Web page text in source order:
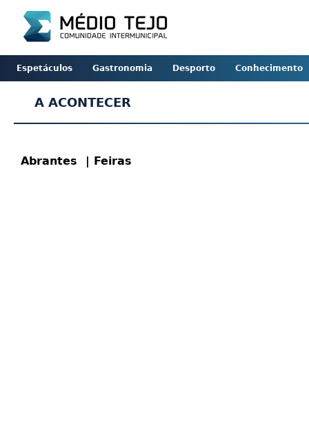
Espetáculos Gastronomia Desporto Conhecimento
A ACONTECER
Abrantes | Feiras